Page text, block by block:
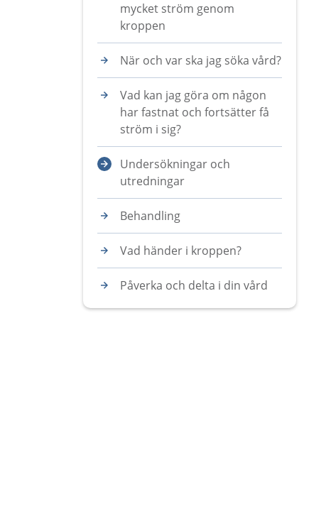
mycket ström genom
kroppen
När och var ska jag söka vård?
Vad kan jag göra om någon
har fastnat och fortsätter få
ström i sig?
Undersökningar och
utredningar
Behandling
Vad händer i kroppen?
Påverka och delta i din vård